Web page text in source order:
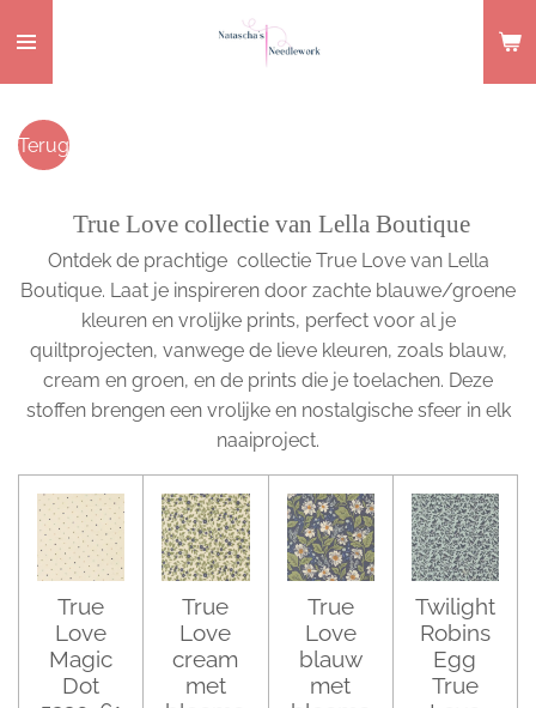
direct
naar
hoofdinhoud
Terug
True Love collectie van Lella Boutique
Ontdek de prachtige collectie True Love van Lella
Boutique. Laat je inspireren door zachte blauwe/groene
kleuren en vrolijke prints, perfect voor al je
quiltprojecten, vanwege de lieve kleuren, zoals blauw,
cream en groen, en de prints die je toelachen. Deze
stoffen brengen een vrolijke en nostalgische sfeer in elk
naaiproject.
True
Love
Magic
Dot
True
Love
cream
met
True
Love
blauw
met
Twilight
Robins
Egg
True